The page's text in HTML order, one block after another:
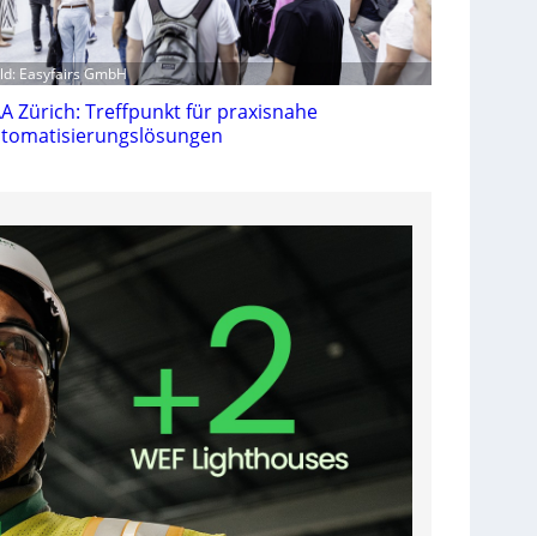
Easyfairs GmbH
Zürich: Treffpunkt für praxisnahe